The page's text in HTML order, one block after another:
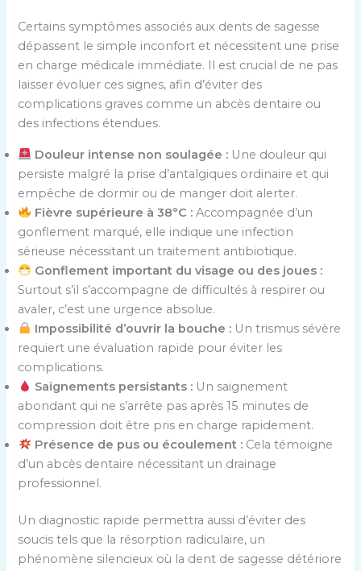
Certains symptômes associés aux dents de sagesse
dépassent le simple inconfort et nécessitent une prise
en charge médicale immédiate. Il est crucial de ne pas
laisser évoluer ces signes, afin d’éviter des
complications graves comme un abcès dentaire ou
des infections étendues.
Douleur intense non soulagée : Une douleur qui
persiste malgré la prise d’antalgiques ordinaire et qui
empêche de dormir ou de manger doit alerter.
Fièvre supérieure à 38°C : Accompagnée d’un
gonflement marqué, elle indique une infection
sérieuse nécessitant un traitement antibiotique.
Gonflement important du visage ou des joues :
Surtout s’il s’accompagne de difficultés à respirer ou
avaler, c’est une urgence absolue.
Impossibilité d’ouvrir la bouche : Un trismus sévère
requiert une évaluation rapide pour éviter les
complications.
Saignements persistants : Un saignement
abondant qui ne s’arrête pas après 15 minutes de
compression doit être pris en charge rapidement.
Présence de pus ou écoulement : Cela témoigne
d’un abcès dentaire nécessitant un drainage
professionnel.
Un diagnostic rapide permettra aussi d’éviter des
soucis tels que la résorption radiculaire, un
phénomène silencieux où la dent de sagesse détériore